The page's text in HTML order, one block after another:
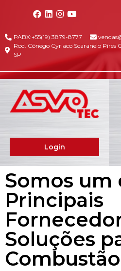
PABX:+55(19) 3879-8777
Rod. Cônego Cyriaco Scaranelo Pires
SP
Login
Somos um
Principais
Soluções
Combustão